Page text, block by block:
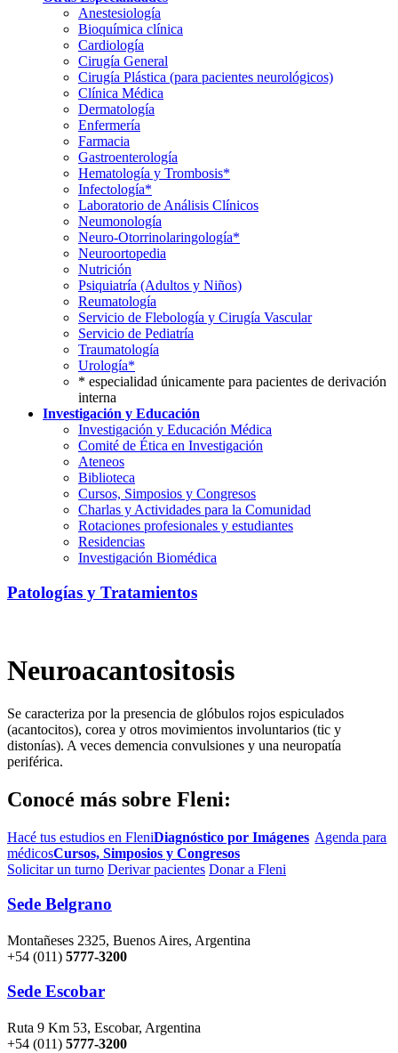
Anestesiología
Bioquímica clínica
Cardiología
Cirugía General
Cirugía Plástica (para pacientes neurológicos)
Clínica Médica
Dermatología
Enfermería
Farmacia
Gastroenterología
Hematología y Trombosis*
Infectología*
Laboratorio de Análisis Clínicos
Neumonología
Neuro-Otorrinolaringología*
Neuroortopedia
Nutrición
Psiquiatría (Adultos y Niños)
Reumatología
Servicio de Flebología y Cirugía Vascular
Servicio de Pediatría
Traumatología
Urología*
* especialidad únicamente para pacientes de derivación
interna
Investigación y Educación
Investigación y Educación Médica
Comité de Ética en Investigación
Ateneos
Biblioteca
Cursos, Simposios y Congresos
Charlas y Actividades para la Comunidad
Rotaciones profesionales y estudiantes
Residencias
Investigación Biomédica
Patologías y Tratamientos
Neuroacantositosis
Se caracteriza por la presencia de glóbulos rojos espiculados
(acantocitos), corea y otros movimientos involuntarios (tic y
distonías). A veces demencia convulsiones y una neuropatía
periférica.
Conocé más sobre Fleni:
Hacé tus estudios en FleniDiagnóstico por Imágenes Agenda para
médicosCursos, Simposios y Congresos
Solicitar un turno Derivar pacientes Donar a Fleni
Sede Belgrano
Montañeses 2325, Buenos Aires, Argentina
+54 (011) 5777-3200
Sede Escobar
Ruta 9 Km 53, Escobar, Argentina
+54 (011) 5777-3200